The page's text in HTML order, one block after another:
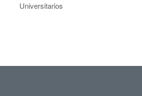
Universitarios